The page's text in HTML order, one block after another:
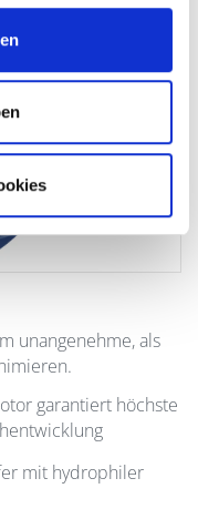
unangenehme, als
garantiert höchste
mit hydrophiler